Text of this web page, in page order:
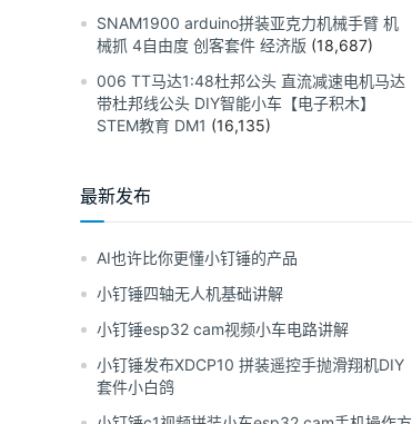
SNAM1900 arduino拼装亚克力机械手臂 机
械抓 4自由度 创客套件 经济版 (18,687)
006 TT马达1:48杜邦公头 直流减速电机马达
带杜邦线公头 DIY智能小车【电子积木】
STEM教育 DM1 (16,135)
最新发布
AI也许比你更懂小钉锤的产品
小钉锤四轴无人机基础讲解
小钉锤esp32 cam视频小车电路讲解
小钉锤发布XDCP10 拼装遥控手抛滑翔机DIY
套件小白鸽